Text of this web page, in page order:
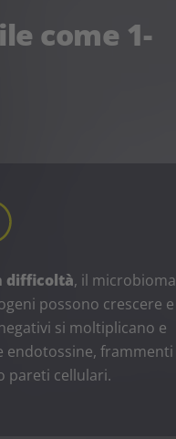
come 1-
difficoltà, il microbioma
possono crescere e
si moltiplicano e
endotossine, frammenti
pareti cellulari.